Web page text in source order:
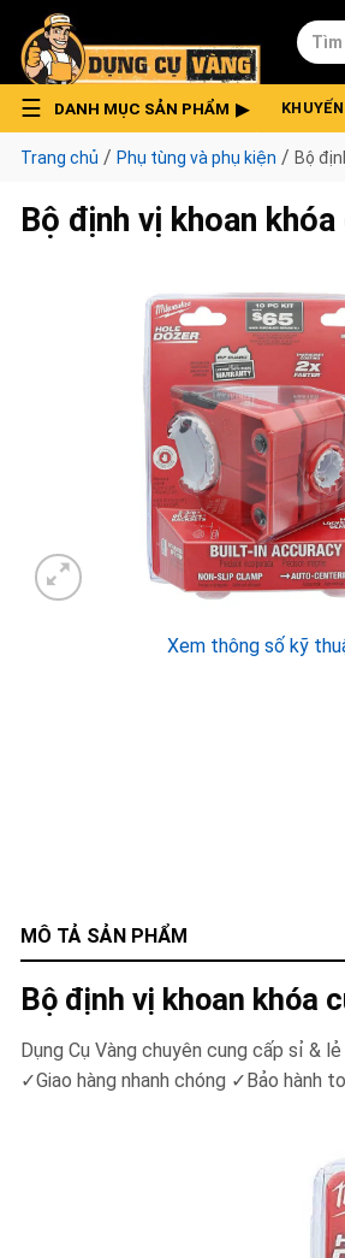
content
Tìm
kiếm:
DANH MỤC SẢN PHẨM
Trang chủ / Phụ tùng và phụ kiện / Bộ
Bộ định vị khoan
Xem thông số kỹ
MÔ TẢ SẢN PHẨM
Bộ định vị khoan khóa
Dụng Cụ Vàng chuyên cung cấp sỉ &
✓Giao hàng nhanh chóng ✓Bảo hành